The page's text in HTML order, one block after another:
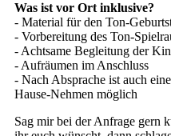
Was ist vor Ort inklusive?
- Material für den Ton-
- Vorbereitung des Ton-
- Achtsame Begleitung der
- Aufräumen im Anschluss
- Nach Absprache ist auch
Hause-Nehmen möglich
Sag mir bei der Anfrage gern